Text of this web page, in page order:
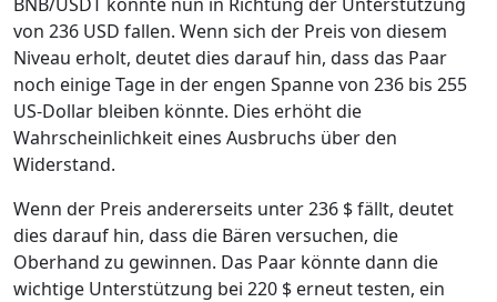
von 236 USD fallen. Wenn sich der Preis von diesem
Niveau erholt, deutet dies darauf hin, dass das Paar
noch einige Tage in der engen Spanne von 236 bis 255
US-Dollar bleiben könnte. Dies erhöht die
Wahrscheinlichkeit eines Ausbruchs über den
Widerstand.
Wenn der Preis andererseits unter 236 $ fällt, deutet
dies darauf hin, dass die Bären versuchen, die
Oberhand zu gewinnen. Das Paar könnte dann die
wichtige Unterstützung bei 220 $ erneut testen, ein